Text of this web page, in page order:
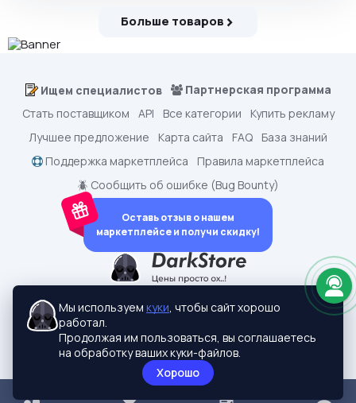
Больше товаров
2015-2026 © dark.shopping
Актуальные адреса:
Ищем специалистов
Партнерская программа
Стать поставщиком
API Все категории
Купить рекламу
Лучшее предложение
Карта сайта FAQ
База знаний
Поддержка маркетплейса
Правила маркетплейса
🪲 Сообщить об ошибке (Bug Bounty)
Оставь отзыв о нашем
маркетплейсе и получи скидку!
Мы используем куки, чтобы сайт хорошо
работал.
Продолжая им пользоваться, вы соглашаетесь
на обработку ваших куки-файлов.
Хорошо